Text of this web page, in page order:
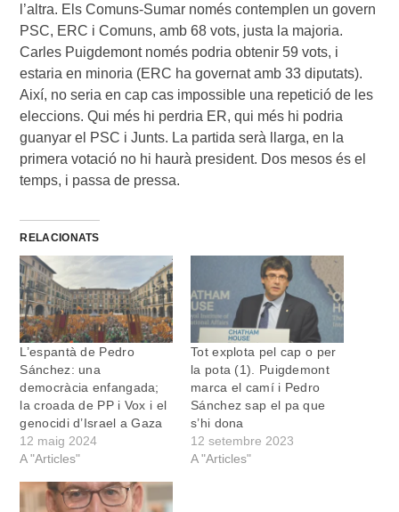
l’altra. Els Comuns-Sumar només contemplen un govern
PSC, ERC i Comuns, amb 68 vots, justa la majoria.
Carles Puigdemont només podria obtenir 59 vots, i
estaria en minoria (ERC ha governat amb 33 diputats).
Així, no seria en cap cas impossible una repetició de les
eleccions. Qui més hi perdria ER, qui més hi podria
guanyar el PSC i Junts. La partida serà llarga, en la
primera votació no hi haurà president. Dos mesos és el
temps, i passa de pressa.
RELACIONATS
L’espantà de Pedro
Sánchez: una
democràcia enfangada;
la croada de PP i Vox i el
genocidi d’Israel a Gaza
12 maig 2024
A "Articles"
Tot explota pel cap o per
la pota (1). Puigdemont
marca el camí i Pedro
Sánchez sap el pa que
s’hi dona
12 setembre 2023
A "Articles"